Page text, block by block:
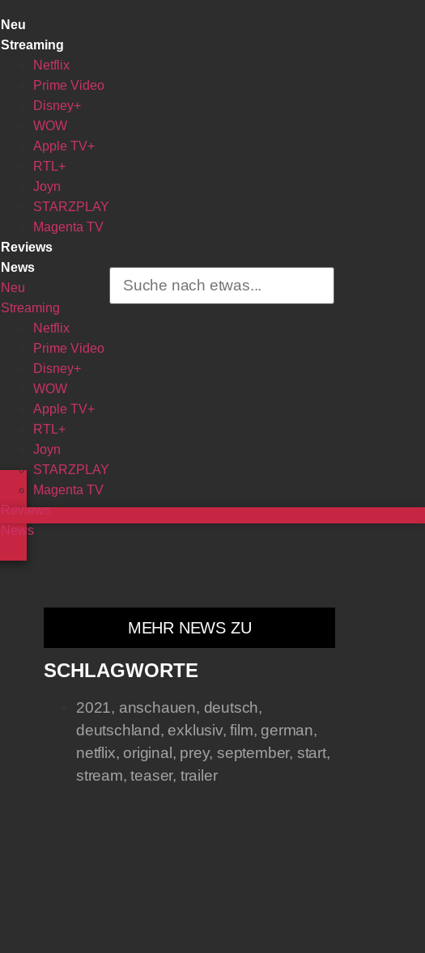
Neu
Streaming
Netflix
Prime Video
Disney+
WOW
Apple TV+
RTL+
Joyn
STARZPLAY
Magenta TV
Reviews
News
Neu
Streaming
Netflix
Prime Video
Disney+
WOW
Apple TV+
RTL+
Joyn
STARZPLAY
Magenta TV
Reviews
News
MEHR NEWS ZU
SCHLAGWORTE
2021, anschauen, deutsch,
deutschland, exklusiv,film, german,
netflix, original, prey,september, start,
stream,teaser, trailer